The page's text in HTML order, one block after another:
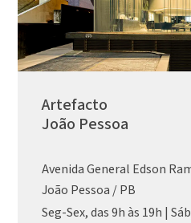
Artefacto
João Pessoa
Avenida General Edson
João Pessoa / PB
Seg-Sex, das 9h às 19h |